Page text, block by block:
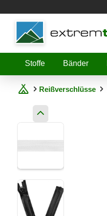
Shopware
Stoffe
Bänder
Reißverschlüsse